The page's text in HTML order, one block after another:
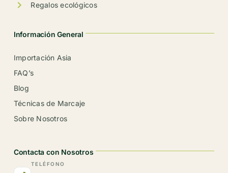
Regalos ecológicos
Información General
Importación Asia
FAQ’s
Blog
Técnicas de Marcaje
Sobre Nosotros
Contacta con Nosotros
TELÉFONO